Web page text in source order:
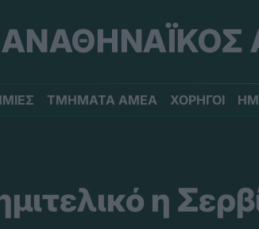
ΤΜΗΜΑΤΑ ΑΜΕΑ ΧΟΡΗΓΟΙ
η